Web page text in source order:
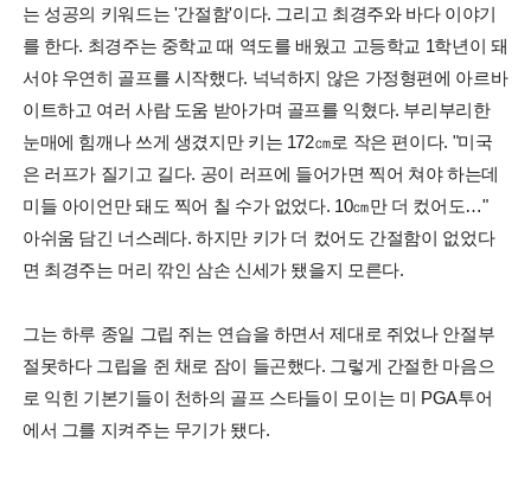
는 성공의 키워드는 '간절함'이다. 그리고 최경주와 바다 이야기
를 한다. 최경주는 중학교 때 역도를 배웠고 고등학교 1학년이 돼
서야 우연히 골프를 시작했다. 넉넉하지 않은 가정형편에 아르바
이트하고 여러 사람 도움 받아가며 골프를 익혔다. 부리부리한
눈매에 힘깨나 쓰게 생겼지만 키는 172㎝로 작은 편이다. "미국
은 러프가 질기고 길다. 공이 러프에 들어가면 찍어 쳐야 하는데
미들 아이언만 돼도 찍어 칠 수가 없었다. 10㎝만 더 컸어도…"
아쉬움 담긴 너스레다. 하지만 키가 더 컸어도 간절함이 없었다
면 최경주는 머리 깎인 삼손 신세가 됐을지 모른다.
그는 하루 종일 그립 쥐는 연습을 하면서 제대로 쥐었나 안절부
절못하다 그립을 쥔 채로 잠이 들곤했다. 그렇게 간절한 마음으
로 익힌 기본기들이 천하의 골프 스타들이 모이는 미 PGA투어
에서 그를 지켜주는 무기가 됐다.